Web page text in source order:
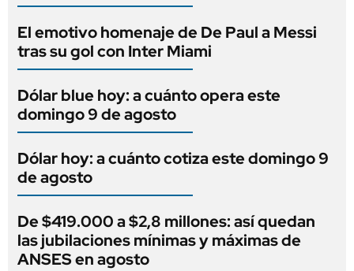
El emotivo homenaje de De Paul a Messi
tras su gol con Inter Miami
Dólar blue hoy: a cuánto opera este
domingo 9 de agosto
Dólar hoy: a cuánto cotiza este domingo 9
de agosto
De $419.000 a $2,8 millones: así quedan
las jubilaciones mínimas y máximas de
ANSES en agosto